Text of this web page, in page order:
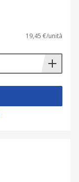
19,45 €/unità